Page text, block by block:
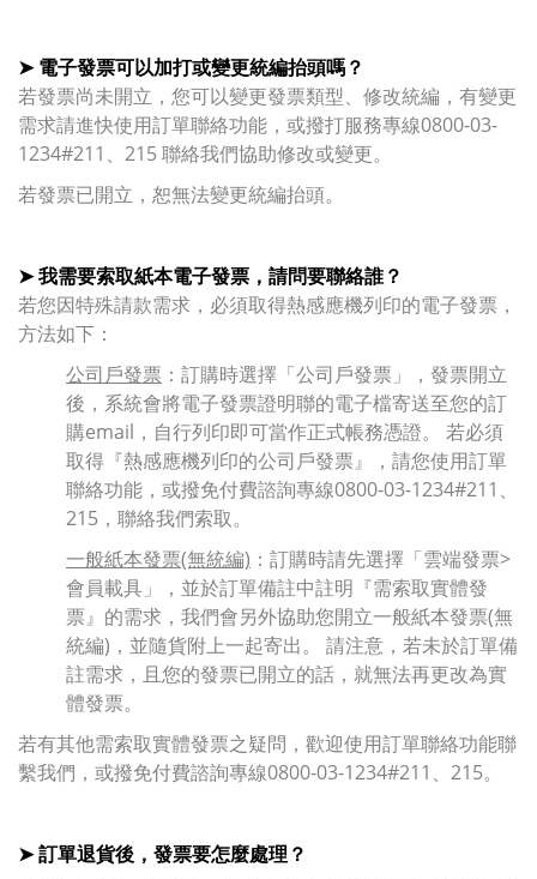
➤ 電子發票可以加打或變更統編抬頭嗎？
若發票尚未開立，您可以變更發票類型、修改統編，有變更
需求請進快使用訂單聯絡功能，或撥打服務專線0800-03-
1234#211、215 聯絡我們協助修改或變更。
若發票已開立，恕無法變更統編抬頭。
➤ 我需要索取紙本電子發票，請問要聯絡誰？
若您因特殊請款需求，必須取得熱感應機列印的電子發票，
方法如下：
公司戶發票 ：訂購時選擇「公司戶發票」，發票開立
後，系統會將電子發票證明聯的電子檔寄送至您的訂
購email，自行列印即可當作正式帳務憑證。 若必須
取得『熱感應機列印的公司戶發票』，請您使用訂單
聯絡功能，或撥免付費諮詢專線0800-03-1234#211、
215，聯絡我們索取。
一般紙本發票(無統編) ：訂購時請先選擇「雲端發票>
會員載具」，並於訂單備註中註明『需索取實體發
票』的需求，我們會另外協助您開立一般紙本發票(無
統編)，並隨貨附上一起寄出。 請注意，若未於訂單備
註需求，且您的發票已開立的話，就無法再更改為實
體發票。
若有其他需索取實體發票之疑問，歡迎使用訂單聯絡功能聯
繫我們，或撥免付費諮詢專線0800-03-1234#211、215。
➤ 訂單退貨後，發票要怎麼處理？